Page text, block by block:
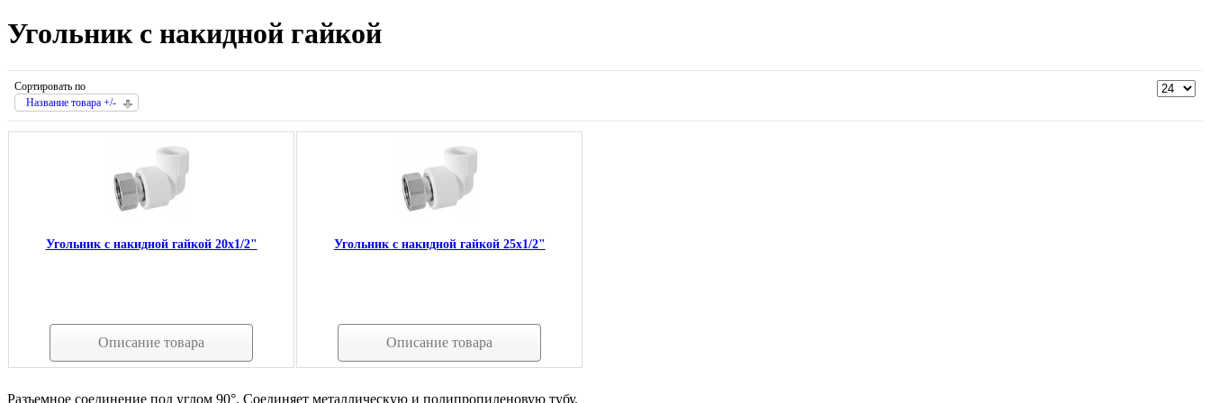
Угольник с накидной гайкой
Сортировать по
Название товара +/-
Угольник с накидной гайкой 20х1/2"
Описание товара
Угольник с накидной гайкой 25х1/2"
Описание товара
Разъемное соединение под углом 90°. Соединяет металлическую и полипропиленовую тубу.